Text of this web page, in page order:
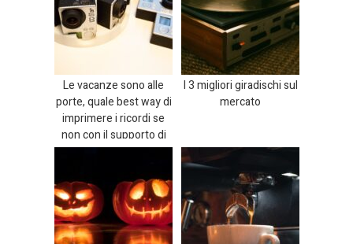
Le vacanze sono alle
porte, quale best way di
imprimere i ricordi se
non con il supporto di
una GoPr...
I 3 migliori giradischi sul
mercato